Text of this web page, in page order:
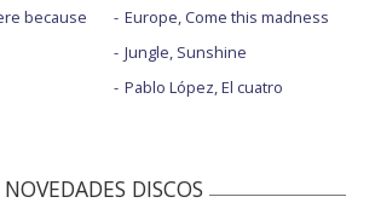
because
Europe, Come this madness
Jungle, Sunshine
Pablo López, El cuatro
NOVEDADES DISCOS